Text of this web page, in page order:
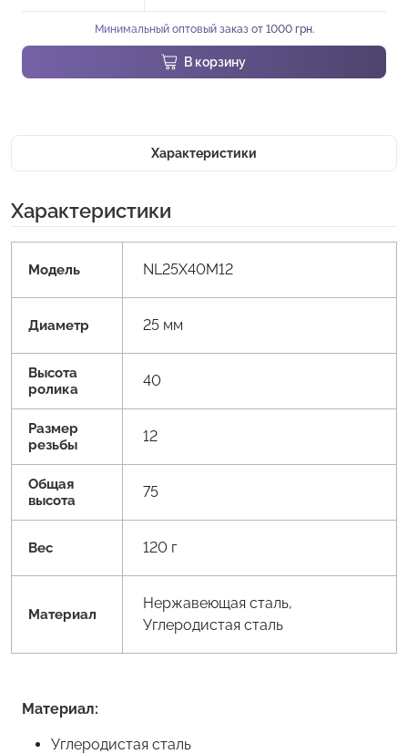
Минимальный оптовый заказ от 1000 грн.
В корзину
Характеристики
Характеристики
Модель NL25X40M12
Диаметр 25 мм
Высота
ролика
40
Размер
резьбы
12
Общая
высота
75
Вес 120 г
Материал
Нержавеющая сталь,
Углеродистая сталь
Материал:
Углеродистая сталь